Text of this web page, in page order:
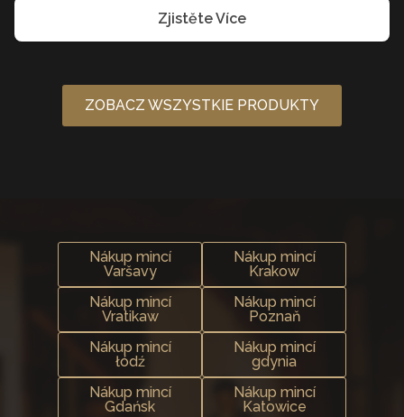
Zjistěte Více
ZOBACZ WSZYSTKIE PRODUKTY
Nákup mincí
Varšavy
Nákup mincí
Krakow
Nákup mincí
Vratikaw
Nákup mincí
Poznaň
Nákup mincí
łódź
Nákup mincí
gdynia
Nákup mincí
Gdańsk
Nákup mincí
Katowice